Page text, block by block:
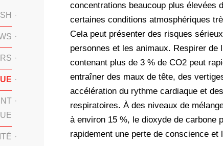
concentrations beaucoup plus élevées
certaines conditions atmosphériques
Cela peut présenter des risques
personnes et les animaux. Respirer de
contenant plus de 3 % de CO2 peut
entraîner des maux de tête, des
accélération du rythme cardiaque et
respiratoires. À des niveaux de
à environ 15 %, le dioxyde de carbone
rapidement une perte de conscience et